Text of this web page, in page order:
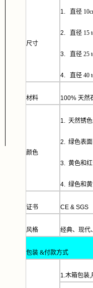
尺寸
1. 直径
2. 直径 15
3. 直径 25
4. 直径 40
材料 100% 天然
颜色
1. 天然锈
2. 绿色表
3. 黄色和
4. 绿色和
证书 CE & SGS
风格 经典、现代
包装 &付款方式
1.木箱包装,